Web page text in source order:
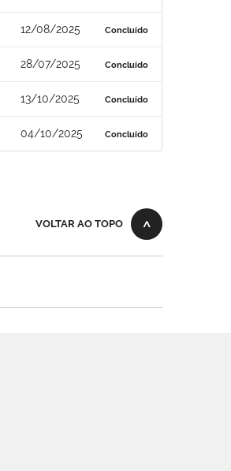
12/08/2025 Concluído
28/07/2025 Concluído
13/10/2025 Concluído
04/10/2025 Concluído
VOLTAR AO TOPO